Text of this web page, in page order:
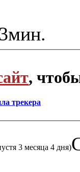
,
трекера
3 месяца 4 дня)